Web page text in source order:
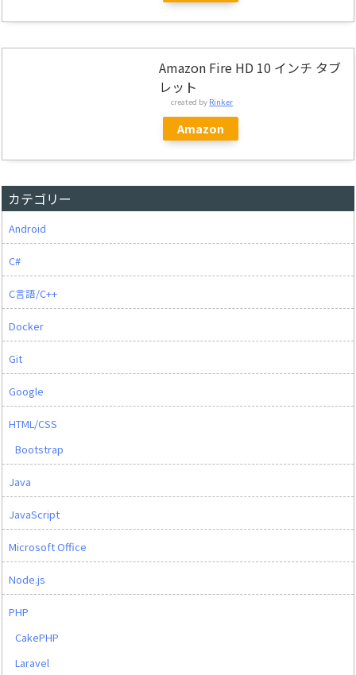
Amazon Fire HD 10 インチ タブ
レット
created by Rinker
Amazon
カテゴリー
Android
C#
C言語/C++
Docker
Git
Google
HTML/CSS
Bootstrap
Java
JavaScript
Microsoft Office
Node.js
PHP
CakePHP
Laravel